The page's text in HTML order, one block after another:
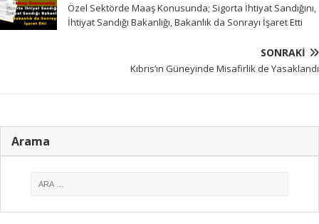
Özel Sektörde Maaş Konusunda; Sigorta İhtiyat Sandığını,
İhtiyat Sandığı Bakanlığı, Bakanlık da Sonrayı İşaret Etti
SONRAKI
Kıbrıs’ın Güneyinde Misafirlik de Yasaklandı
Arama